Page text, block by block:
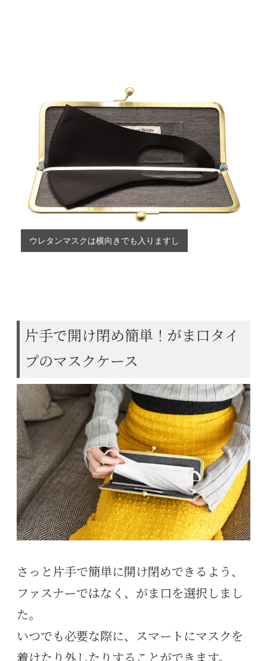
ウレタンマスクは横向きでも入りますし
柔らかいので縦向きにも入れる事が出来ます
片手で開け閉め簡単！がま口タイ
プのマスクケース
さっと片手で簡単に開け閉めできるよう、
ファスナーではなく、がま口を選択しまし
た。
いつでも必要な際に、スマートにマスクを